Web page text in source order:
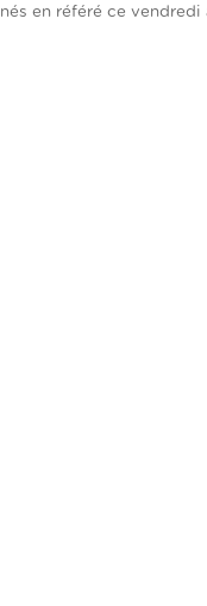
en référé ce vendredi